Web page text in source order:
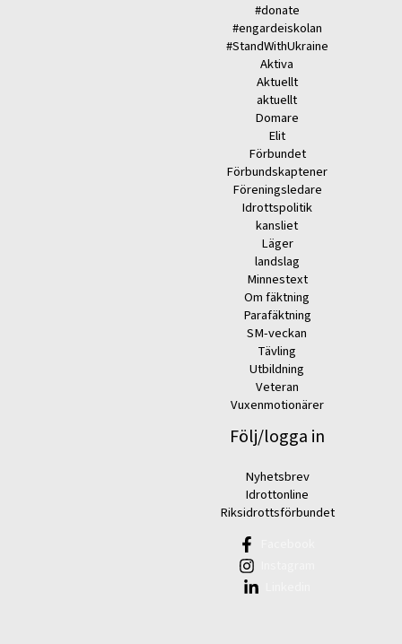
#donate
#engardeiskolan
#StandWithUkraine
Aktiva
Aktuellt
aktuellt
Domare
Elit
Förbundet
Förbundskaptener
Föreningsledare
Idrottspolitik
kansliet
Läger
landslag
Minnestext
Om fäktning
Parafäktning
SM-veckan
Tävling
Utbildning
Veteran
Vuxenmotionärer
Följ/logga in
Nyhetsbrev
Idrottonline
Riksidrottsförbundet